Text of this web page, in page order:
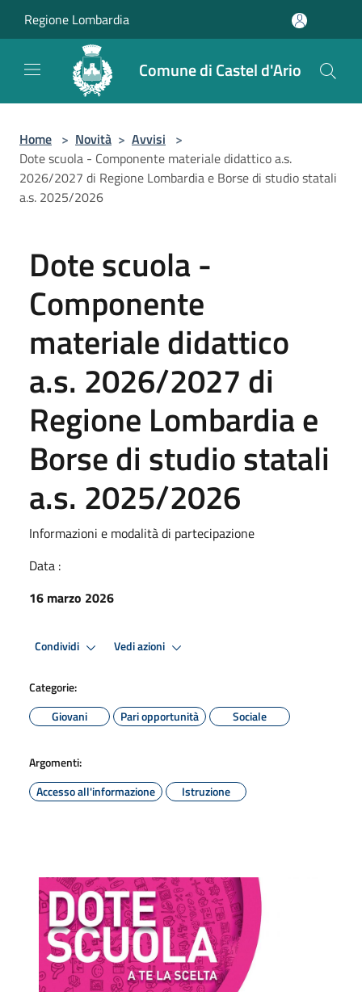
Regione Lombardia
Comune di Castel d'Ario
Home > Novità > Avvisi >
Dote scuola - Componente materiale didattico a.s.
2026/2027 di Regione Lombardia e Borse di studio statali
a.s. 2025/2026
Dote scuola -
Componente
materiale didattico
a.s. 2026/2027 di
Regione Lombardia e
Borse di studio statali
a.s. 2025/2026
Informazioni e modalità di partecipazione
Data :
16 marzo 2026
Condividi Vedi azioni
Categorie:
Giovani
Pari opportunità Sociale
Argomenti:
Accesso all'informazione
Istruzione